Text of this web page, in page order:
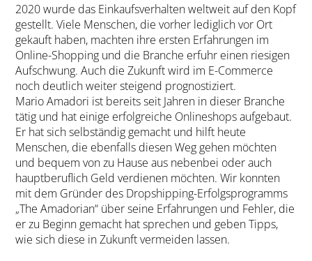
2020 wurde das Einkaufsverhalten weltweit auf den Kopf
gestellt. Viele Menschen, die vorher lediglich vor Ort
gekauft haben, machten ihre ersten Erfahrungen im
Online-Shopping und die Branche erfuhr einen riesigen
Aufschwung. Auch die Zukunft wird im E-Commerce
noch deutlich weiter steigend prognostiziert.
Mario Amadori ist bereits seit Jahren in dieser Branche
tätig und hat einige erfolgreiche Onlineshops aufgebaut.
Er hat sich selbständig gemacht und hilft heute
Menschen, die ebenfalls diesen Weg gehen möchten
und bequem von zu Hause aus nebenbei oder auch
hauptberuflich Geld verdienen möchten. Wir konnten
mit dem Gründer des Dropshipping-Erfolgsprogramms
„The Amadorian“ über seine Erfahrungen und Fehler, die
er zu Beginn gemacht hat sprechen und geben Tipps,
wie sich diese in Zukunft vermeiden lassen.